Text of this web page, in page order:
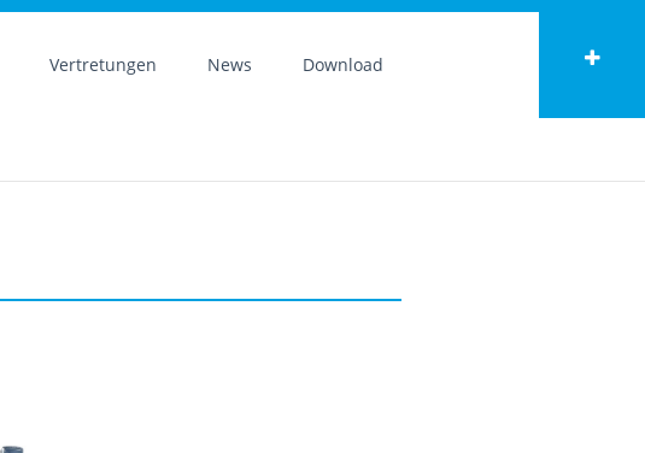
Vertretungen News Download